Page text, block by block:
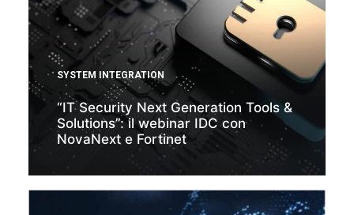
SYSTEM INTEGRATION
“IT Security Next Generation Tools &
Solutions”: il webinar IDC con
NovaNext e Fortinet